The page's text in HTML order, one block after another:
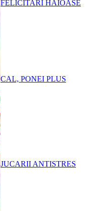
FELICITARI HAIOASE
CAL, PONEI PLUS
JUCARII ANTISTRES